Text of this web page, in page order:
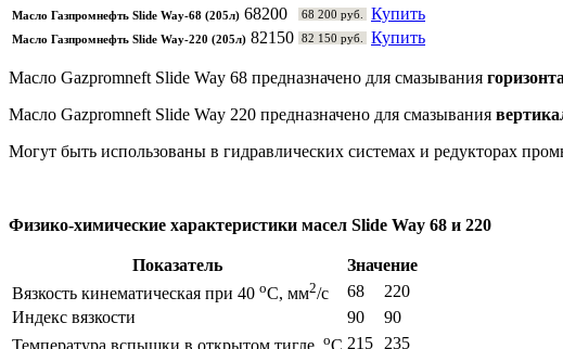
Масло Газпромнефть Slide Way-68 (205л) 68200 68 200 руб. Купить
Масло Газпромнефть Slide Way-220 (205л) 82150 82 150 руб. Купить
Масло Gazpromneft Slide Way 68 предназначено для смазывания
Масло Gazpromneft Slide Way 220 предназначено для смазывания
Могут быть использованы в гидравлических системах и редукторах
Физико-химические характеристики масел Slide Way 68 и 220
Показатель
Значение
Вязкость кинематическая при 40 oС, мм2/с 68
220
Индекс вязкости
90
90
o 215 235